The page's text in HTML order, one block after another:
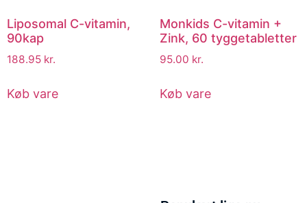
Liposomal C-vitamin,
90kap
188.95 kr.
Køb vare
Monkids C-vitamin +
Zink, 60 tyggetabletter
95.00 kr.
Køb vare